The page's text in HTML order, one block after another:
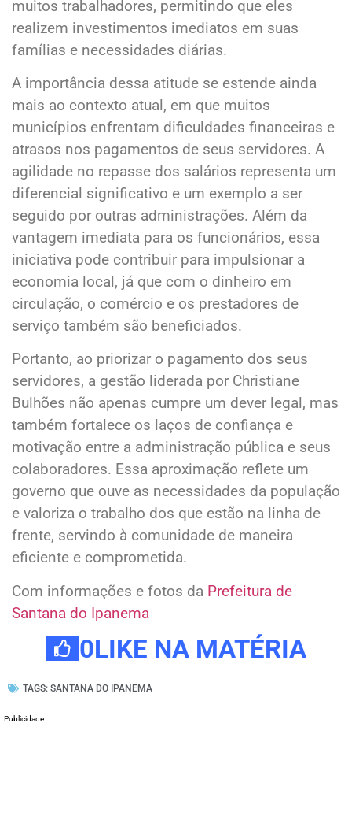
muitos trabalhadores, permitindo que eles
realizem investimentos imediatos em suas
famílias e necessidades diárias.
A importância dessa atitude se estende ainda
mais ao contexto atual, em que muitos
municípios enfrentam dificuldades financeiras e
atrasos nos pagamentos de seus servidores. A
agilidade no repasse dos salários representa um
diferencial significativo e um exemplo a ser
seguido por outras administrações. Além da
vantagem imediata para os funcionários, essa
iniciativa pode contribuir para impulsionar a
economia local, já que com o dinheiro em
circulação, o comércio e os prestadores de
serviço também são beneficiados.
Portanto, ao priorizar o pagamento dos seus
servidores, a gestão liderada por Christiane
Bulhões não apenas cumpre um dever legal, mas
também fortalece os laços de confiança e
motivação entre a administração pública e seus
colaboradores. Essa aproximação reflete um
governo que ouve as necessidades da população
e valoriza o trabalho dos que estão na linha de
frente, servindo à comunidade de maneira
eficiente e comprometida.
Com informações e fotos da Prefeitura de
Santana do Ipanema
0LIKE NA MATÉRIA
TAGS: SANTANA DO IPANEMA
Publicidade